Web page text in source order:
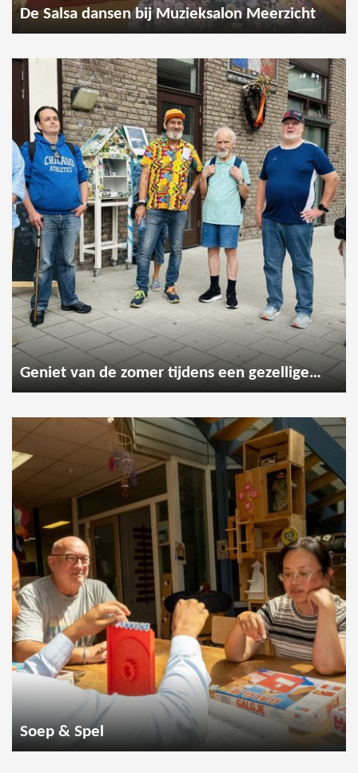
De Salsa dansen bij Muzieksalon Meerzicht
Geniet van de zomer tijdens een gezellige wandeling
Soep & Spel